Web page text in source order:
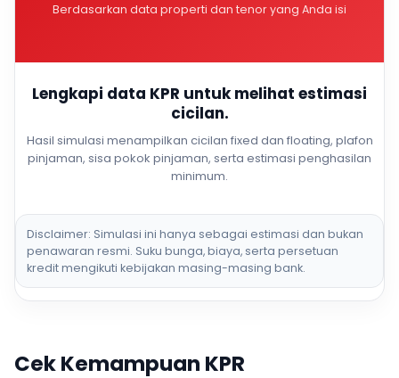
Berdasarkan data properti dan tenor yang Anda isi
Lengkapi data KPR untuk melihat estimasi
cicilan.
Hasil simulasi menampilkan cicilan fixed dan floating, plafon
pinjaman, sisa pokok pinjaman, serta estimasi penghasilan
minimum.
Disclaimer: Simulasi ini hanya sebagai estimasi dan bukan
penawaran resmi. Suku bunga, biaya, serta persetuan
kredit mengikuti kebijakan masing-masing bank.
Cek Kemampuan KPR